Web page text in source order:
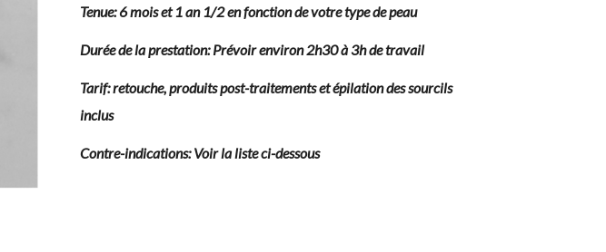
AUTRES
PRESTATIONS
Rehaussement cils &
SOINS
PURABALI
VERNIS SEMI-
PERMANENT
Tenue: 6 mois et 1 an 1/2 en fonction de votre type de peau
Durée de la prestation: Prévoir environ 2h30 à 3h de travail
Tarif: retouche, produits post-traitements et épilation des sourcils
inclus
Contre-indications: Voir la liste ci-dessous